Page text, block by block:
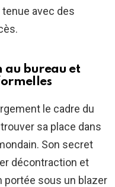
avec des
au bureau et
le cadre du
sa place dans
Son secret
décontraction et
portée sous un blazer